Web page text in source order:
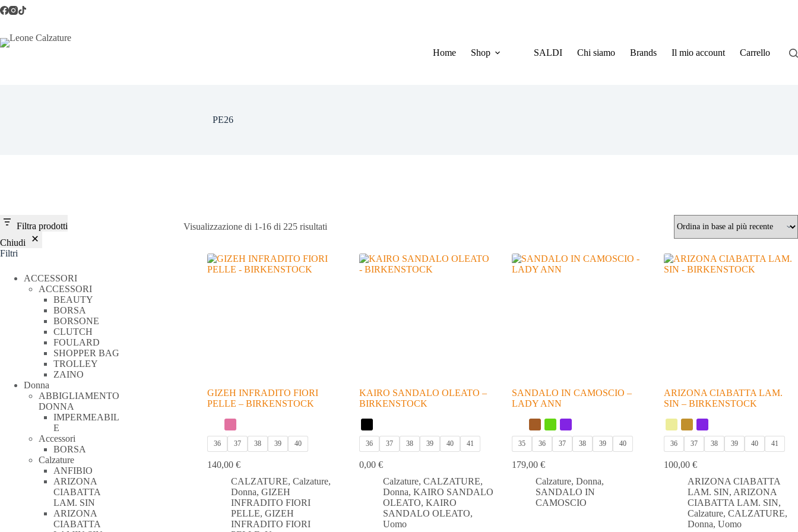
Salta
al
Home Shop SALDI Chi siamo Brands Il mio account Carrello
PE26
Visualizzazione di 1-16 di 225 risultati
al
GIZEH INFRADITO FIORI
PELLE – BIRKENSTOCK
36 37 38 39 40
140,00€
CALZATURE,Calzature,
Donna,GIZEH
INFRADITO FIORI
PELLE,GIZEH
INFRADITO FIORI
KAIRO SANDALO OLEATO –
BIRKENSTOCK
36 37 38 39 40 41
0,00€
Calzature,CALZATURE,
Donna,KAIRO SANDALO
OLEATO,KAIRO
SANDALO OLEATO,
Uomo
SANDALO IN CAMOSCIO –
LADY ANN
35 36 37 38 39 40
179,00 €
Calzature, Donna,
SANDALO IN
CAMOSCIO
ARIZONA CIABATTA LAM.
SIN – BIRKENSTOCK
36 37 38 39 40 41
100,00 €
ARIZONA CIABATTA
LAM. SIN, ARIZONA
CIABATTA LAM. SIN,
Calzature, CALZATURE,
Donna, Uomo
Filtra prodotti
Chiudi
Filtri
ACCESSORI
ACCESSORI
BEAUTY
BORSA
BORSONE
CLUTCH
FOULARD
SHOPPER BAG
TROLLEY
ZAINO
Donna
ABBIGLIAMENTO
DONNA
IMPERMEABIL
E
Accessori
BORSA
Calzature
ANFIBIO
ARIZONA
CIABATTA
LAM. SIN
ARIZONA
CIABATTA